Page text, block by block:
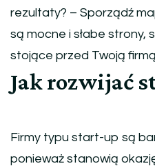
rezultaty? – Sporządź
są mocne i słabe strony,
stojące przed Twoją
Jak rozwijać
Firmy typu start-up są
ponieważ stanowią